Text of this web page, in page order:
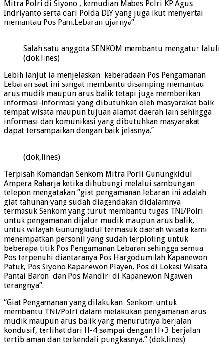
Mitra Polri di Siyono , kemudian Mabes Polri KP Agus
Indriyanto serta dari Polda DIY yang juga ikut menyertai
memantau Pos Pam.Lebaran ujarnya”.
Salah satu anggota SENKOM membantu mengatur
(dok.lines)
Lebih lanjut ia menjelaskan keberadaan Pos Pengamanan
Lebaran saat ini sangat membantu disamping memantau
arus mudik maupun arus balik tetapi juga memberikan
informasi-informasi yang dibutuhkan oleh masyarakat baik
tempat wisata maupun tujuan alamat daerah lain sehingga
informasi dan komunikasi yang dibutuhkan masyarakat
dapat tersampaikan dengan baik jelasnya.”
(dok,lines)
Terpisah Komandan Senkom Mitra Porli Gunungkidul
Ampera Raharja ketika dihubungi melalui sambungan
telepon mengatakan ”giat pengamanan lebaran ini adalah
giat tahunan yang sudah diagendakan didalamnya
termasuk Senkom yang turut membantu tugas TNI/Polri
untuk pengamanan dijalur mudik maupun arus balik,
untuk wilayah Gunungkidul termasuk daerah wisata kami
menempatkan personil yang sudah terploting untuk
beberapa titik Pos Pengamanan Lebaran sehingga semua
Pos terpenuhi diantaranya Pos Hargodumilah Kapanewon
Patuk, Pos Siyono Kapanewon Playen, Pos di Lokasi Wisata
Pantai Baron dan Pos Mandiri di Kapanewon Ngawen
terangnya”.
“Giat Pengamanan yang dilakukan Senkom untuk
membantu TNI/Polri dalam melakukan pengamanan arus
mudik maupun arus balik yang menurutnya berjalan
kondusif, terlihat dari H-4 sampai dengan H+3 berjalan
tertib aman dan terkendali pungkasnya.” (dok.lines)